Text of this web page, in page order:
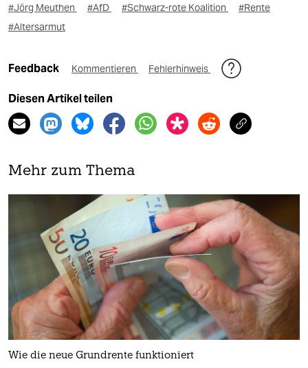
#Jörg Meuthen #AfD #Schwarz-rote Koalition
#Rente
#Altersarmut
Feedback Kommentieren Fehlerhinweis
Diesen Artikel teilen
Mehr zum Thema
Wie die neue Grundrente funktioniert